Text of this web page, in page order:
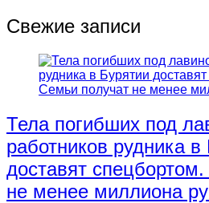
Свежие записи
Тела погибших под
работников рудника в
доставят
не менее миллиона